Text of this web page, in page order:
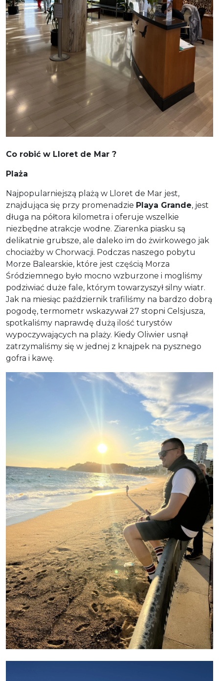
Co robić w Lloret de Mar ?
Plaża
Najpopularniejszą plażą w Lloret de Mar jest,
znajdująca się przy promenadzie Playa Grande, jest
długa na półtora kilometra i oferuje wszelkie
niezbędne atrakcje wodne. Ziarenka piasku są
delikatnie grubsze, ale daleko im do żwirkowego jak
chociażby w Chorwacji. Podczas naszego pobytu
Morze Balearskie, które jest częścią Morza
Śródziemnego było mocno wzburzone i mogliśmy
podziwiać duże fale, którym towarzyszył silny wiatr.
Jak na miesiąc październik trafiliśmy na bardzo dobrą
pogodę, termometr wskazywał 27 stopni Celsjusza,
spotkaliśmy naprawdę dużą ilość turystów
wypoczywających na plaży. Kiedy Oliwier usnął
zatrzymaliśmy się w jednej z knajpek na pysznego
gofra i kawę.